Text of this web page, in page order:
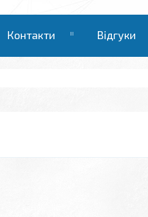
Контакти Відгуки